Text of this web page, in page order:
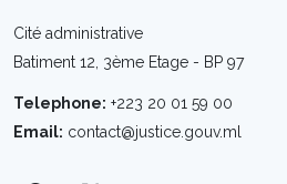
Cité administrative
Batiment 12, 3ème Etage - BP 97
Telephone: +223 20 01 59 00
Email: contact@justice.gouv.ml